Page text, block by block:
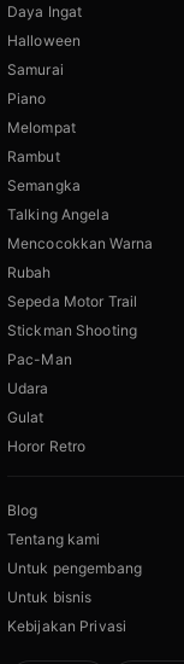
Daya Ingat
Halloween
Samurai
Piano
Melompat
Rambut
Semangka
Talking Angela
Mencocokkan Warna
Rubah
Sepeda Motor Trail
Stickman Shooting
Pac-Man
Udara
Gulat
Horor Retro
Blog
Tentang kami
Untuk pengembang
Untuk bisnis
Kebijakan Privasi